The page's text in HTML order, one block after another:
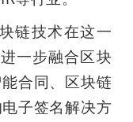
链技术在这一
一步融合区块
合同、区块链
子签名解决方